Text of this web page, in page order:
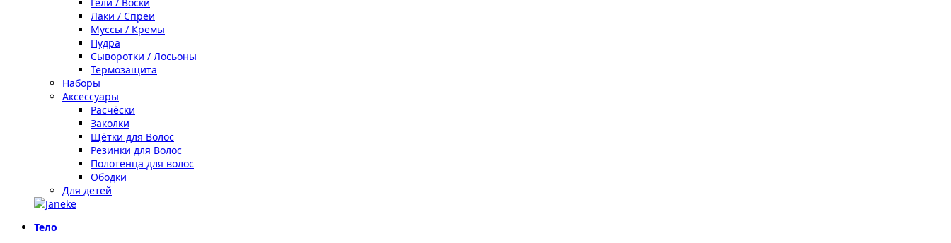
Лаки / Спреи
Муссы / Кремы
Пудра
Сыворотки / Лосьоны
Термозащита
Наборы
Аксессуары
Расчёски
Заколки
Щётки для Волос
Резинки для Волос
Полотенца для волос
Ободки
Для детей
Тело